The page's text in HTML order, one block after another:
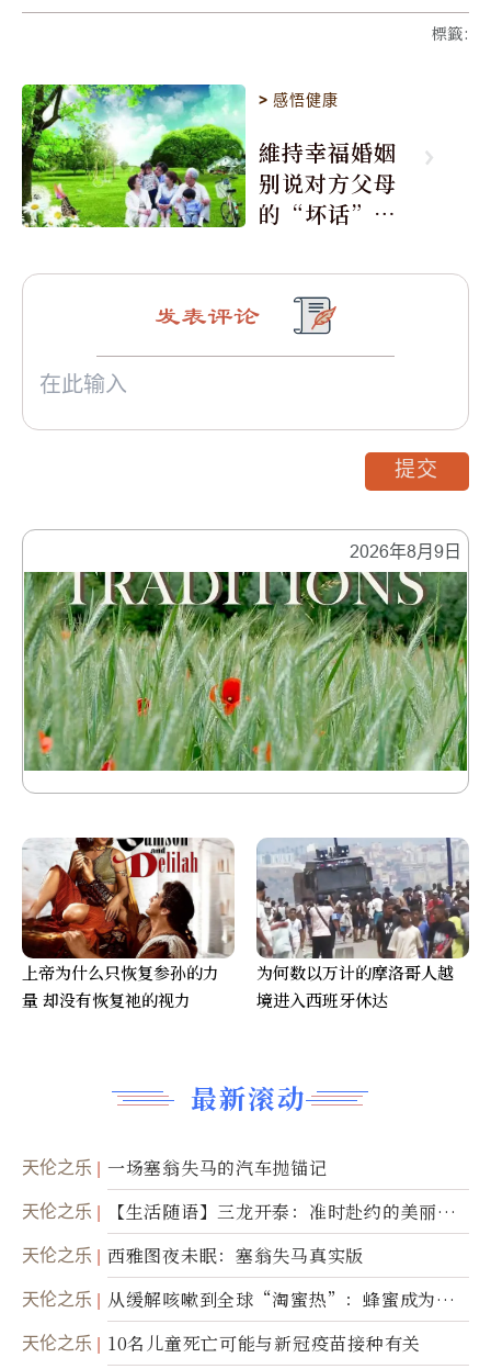
標籤:
>感悟健康
維持幸福婚姻
别说对方父母
的“坏话”
2026年8月9日
最新滚动
天伦之乐 一场塞翁失马的汽车抛锚记
天伦之乐
【生活随语】三龙开泰：准时赴约的美丽震
撼
天伦之乐 西雅图夜未眠：塞翁失马真实版
天伦之乐
从缓解咳嗽到全球“淘蜜热”：蜂蜜成为健
康产业前沿商品
天伦之乐 10名儿童死亡可能与新冠疫苗接种有关
发表评论
提交
上帝为什么只恢复参孙的力
量 却没有恢复祂的视力
为何数以万计的摩洛哥人越
境进入西班牙休达